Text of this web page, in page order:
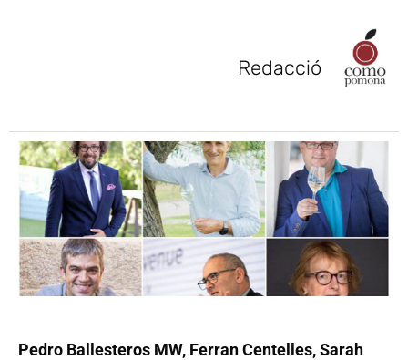
Redacció
Pedro Ballesteros MW, Ferran Centelles, Sarah